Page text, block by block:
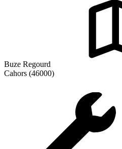
Buze Regourd
Cahors (46000)